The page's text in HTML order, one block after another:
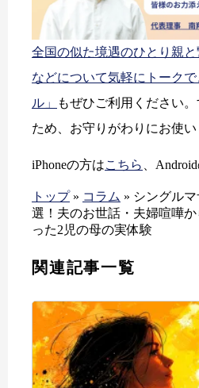
全国の似た境遇のひとり親
などについて気軽にトーク
ル」
もぜひご利用ください
ため、お守りがわりにお使
iPhoneの方はこちら 、
トップ » コラム » シングル
選！夫のお世話・夫婦喧嘩
った2児の母の実体験
関連記事一覧